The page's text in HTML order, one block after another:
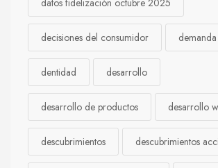
decisiones del consumidor demanda
dentidad desarrollo
desarrollo de productos desarrollo
descubrimientos descubrimientos